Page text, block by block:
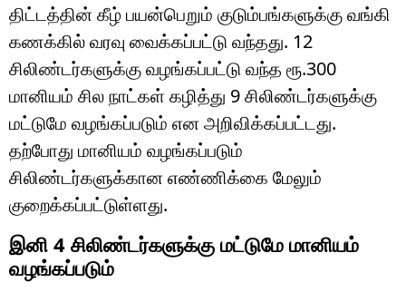
திட்டத்தின் கீழ் பயன்பெறும் குடும்பங்களுக்கு வங்கி
கணக்கில் வரவு வைக்கப்பட்டு வந்தது. 12
சிலிண்டர்களுக்கு வழங்கப்பட்டு வந்த ரூ.300
மானியம் சில நாட்கள் கழித்து 9 சிலிண்டர்களுக்கு
மட்டுமே வழங்கப்படும் என அறிவிக்கப்பட்டது.
தற்போது மானியம் வழங்கப்படும்
சிலிண்டர்களுக்கான எண்ணிக்கை மேலும்
குறைக்கப்பட்டுள்ளது.
இனி 4 சிலிண்டர்களுக்கு மட்டுமே மானியம்
வழங்கப்படும்